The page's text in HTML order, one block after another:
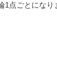
1点ごとになり